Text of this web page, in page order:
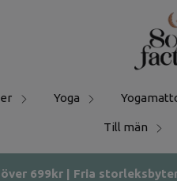
Yoga
Till män
699kr | Fria